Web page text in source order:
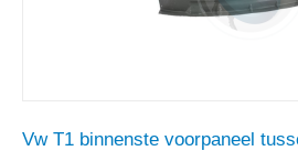
Vw T1 binnenste voorpaneel